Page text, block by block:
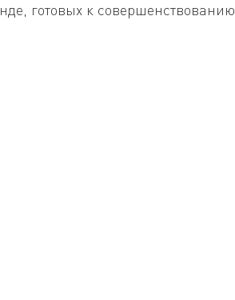
готовых к совершенствованию